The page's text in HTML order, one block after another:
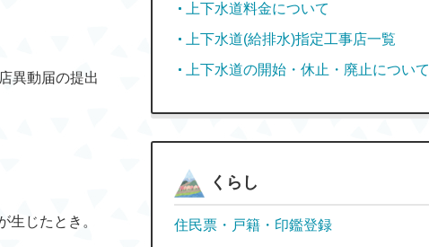
異動届の提出
生じたとき。
上下水道料金について
上下水道(給排水)指定工事店一覧
上下水道の開始・休止・廃止について
くらし
住民票・戸籍・印鑑登録